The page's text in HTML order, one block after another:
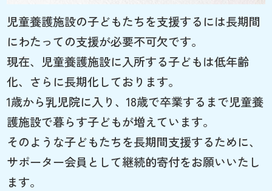
児童養護施設の子どもたちを支援するには長期間
にわたっての支援が必要不可欠です。
現在、児童養護施設に入所する子どもは低年齢
化、さらに長期化しております。
1歳から乳児院に入り、18歳で卒業するまで児童養
護施設で暮らす子どもが増えています。
そのような子どもたちを長期間支援するために、
サポーター会員として継続的寄付をお願いいたし
ます。